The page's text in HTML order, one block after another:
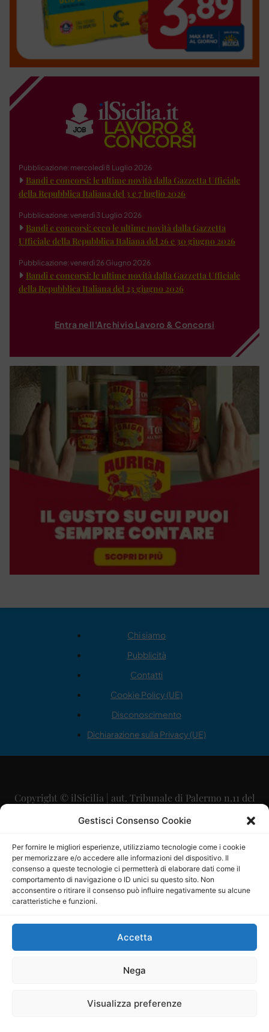
Gestisci Consenso Cookie
Per fornire le migliori esperienze, utilizziamo tecnologie come i cookie
per memorizzare e/o accedere alle informazioni del dispositivo. Il
consenso a queste tecnologie ci permetterà di elaborare dati come il
comportamento di navigazione o ID unici su questo sito. Non
acconsentire o ritirare il consenso può influire negativamente su alcune
caratteristiche e funzioni.
Accetta
Nega
Visualizza preferenze
Pubblicazione: mercoledì 8 Luglio 2026
Bandi e concorsi: le ultime novità dalla Gazzetta Ufficiale
della Repubblica Italiana del 3 e 7 luglio 2026
Pubblicazione: venerdì 3 Luglio 2026
Bandi e concorsi: ecco le ultime novità dalla Gazzetta
Ufficiale della Repubblica Italiana del 26 e 30 giugno 2026
Pubblicazione: venerdì 26 Giugno 2026
Bandi e concorsi: le ultime novità dalla Gazzetta Ufficiale
della Repubblica Italiana del 23 giugno 2026
Entra nell'Archivio Lavoro & Concorsi
Chi siamo
Pubblicità
Contatti
Cookie Policy (UE)
Disconoscimento
Dichiarazione sulla Privacy (UE)
Copyright © ilSicilia | aut. Tribunale di Palermo n.11 del
29/09/2015
Direttore Editoriale: Maurizio Scaglione
Direttore Responsabile: Maria Calabrese
P.IVA: 06334930820
Mercurio Comunicazione Società Cooperativa a r.l. è
iscritta al Registro degli Operatori di Comunicazione al
Sito gestito daLa Digitale srl–info@ladigitale.it